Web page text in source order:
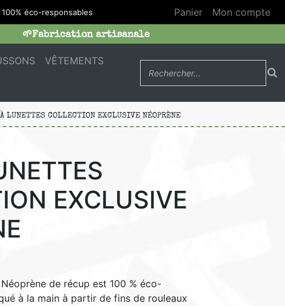
éco-responsables Panier
Mon compte
🌱Fabrication artisanale
VÊTEMENTS
LUNETTES COLLECTION EXCLUSIVE NÉOPRÈNE
EXCLUSIVE
de récup est 100 % éco-
à la main à partir de fins de rouleaux